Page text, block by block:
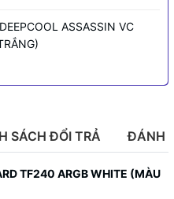
ASSASSIN VC
SÁCH ĐỔI TRẢ ĐÁNH
TF240 ARGB WHITE (MÀU